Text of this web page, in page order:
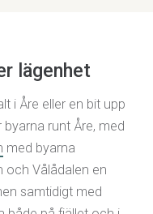
active inclusive-
magnifik utsikt
lägenhet
i Åre eller en bit upp
runt Åre, med
med byarna
och Vålådalen en
samtidigt med